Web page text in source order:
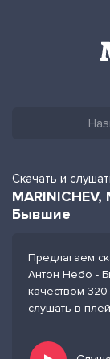
Скачать и
Бывшие
Предлагаем
Антон Небо -
качеством
слушать в